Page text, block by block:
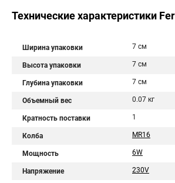
Технические характеристики
Ширина упаковки 7 см
Высота упаковки 7 см
Глубина упаковки 7 см
Объемный вес 0.07 кг
Кратность поставки 1
Колба MR16
Мощность 6W
Напряжение 230V